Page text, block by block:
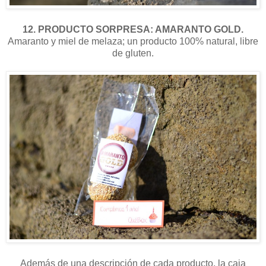
12. PRODUCTO SORPRESA: AMARANTO GOLD.
Amaranto y miel de melaza; un producto 100% natural, libre
de gluten.
Además de una descripción de cada producto, la caja